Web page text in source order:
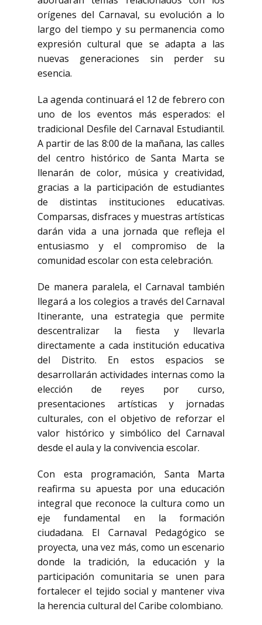
orígenes del Carnaval, su evolución a lo
largo del tiempo y su permanencia como
expresión cultural que se adapta a las
nuevas generaciones sin perder su
esencia.
La agenda continuará el 12 de febrero con
uno de los eventos más esperados: el
tradicional Desfile del Carnaval Estudiantil.
A partir de las 8:00 de la mañana, las calles
del centro histórico de Santa Marta se
llenarán de color, música y creatividad,
gracias a la participación de estudiantes
de distintas instituciones educativas.
Comparsas, disfraces y muestras artísticas
darán vida a una jornada que refleja el
entusiasmo y el compromiso de la
comunidad escolar con esta celebración.
De manera paralela, el Carnaval también
llegará a los colegios a través del Carnaval
Itinerante, una estrategia que permite
descentralizar la fiesta y llevarla
directamente a cada institución educativa
del Distrito. En estos espacios se
desarrollarán actividades internas como la
elección de reyes por curso,
presentaciones artísticas y jornadas
culturales, con el objetivo de reforzar el
valor histórico y simbólico del Carnaval
desde el aula y la convivencia escolar.
Con esta programación, Santa Marta
reafirma su apuesta por una educación
integral que reconoce la cultura como un
eje fundamental en la formación
ciudadana. El Carnaval Pedagógico se
proyecta, una vez más, como un escenario
donde la tradición, la educación y la
participación comunitaria se unen para
fortalecer el tejido social y mantener viva
la herencia cultural del Caribe colombiano.